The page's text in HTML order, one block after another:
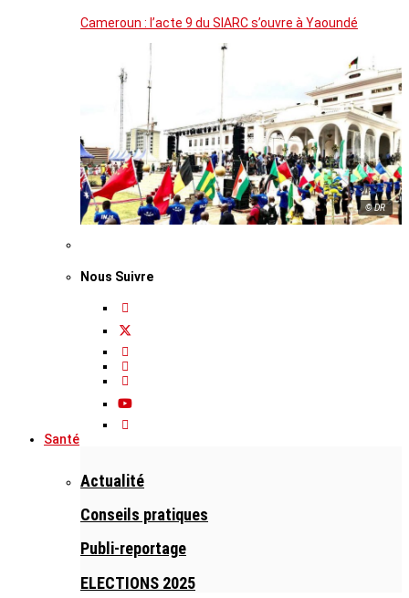
Cameroun : l’acte 9 du SIARC s’ouvre à Yaoundé
© DR
Nous Suivre
Santé
Actualité
Conseils pratiques
Publi-reportage
ELECTIONS 2025